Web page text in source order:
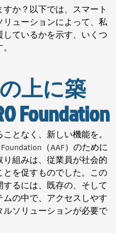
か？以下では、スマート
ューションによって、私
ているかを示す、いくつ
上に築
Foundation
となく、新しい機能を。
（AAF）のために
組みは、従業員が社会的
を促すものでした。この
るには、既存の、そして
の中で、アクセスしやす
ソリューションが必要で